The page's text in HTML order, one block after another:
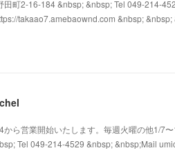
田町2-16-184 &nbsp; &nbsp; Tel 049-214-
takaao7.amebaownd.com &nbsp; &nbsp;
ら営業開始いたします。毎週火曜の他1/7
Tel 049-214-4529 &nbsp; &nbsp;Mail